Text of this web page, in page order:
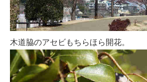
木道脇のアセビもちらほら開花。